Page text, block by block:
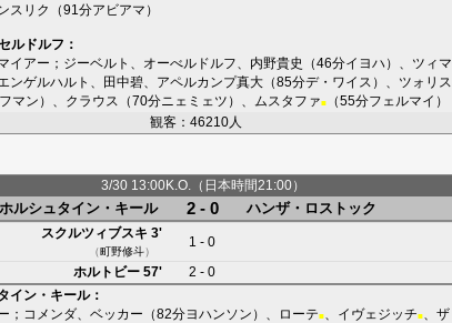
スリク （91分アビアマ ）
ルドルフ ：
イアー ； ジーベルト オーべルドルフ 内野貴史 （46分イヨハ）、 ツィマ
ンゲルハルト 田中碧 アペルカンプ真大 （85分デ・ワイス ）、 ツォリス
マン ）、 クラウス （70分ニェミェツ ）、 ムスタファ■ （55分フェルマイ ）
観客：46210人
3/30 13:00K.O.（日本時間21:00）
ホルシュタイン・キール 2 - 0 ハンザ・ロストック
スクルツィブスキ 3'
（町野修斗）
1 - 0
ホルトビー 57'
2 - 0
イン・キール：
； コメンダ ベッカー （82分ヨハンソン ）、 ローテ■ イヴェジッチ■
ザ